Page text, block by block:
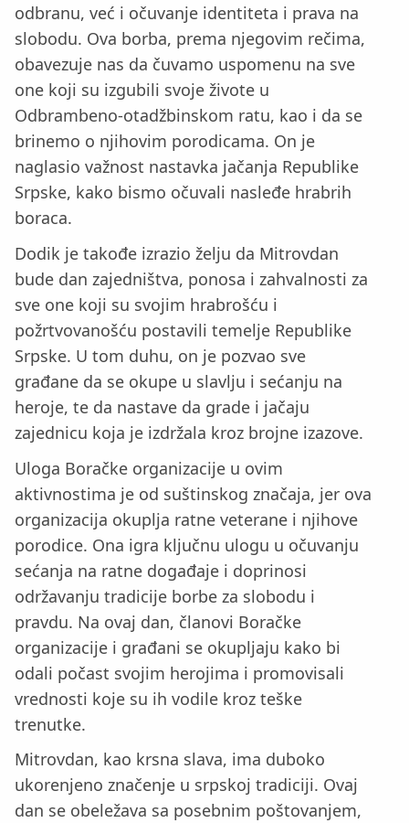
odbranu, već i očuvanje identiteta i prava na
slobodu. Ova borba, prema njegovim rečima,
obavezuje nas da čuvamo uspomenu na sve
one koji su izgubili svoje živote u
Odbrambeno-otadžbinskom ratu, kao i da se
brinemo o njihovim porodicama. On je
naglasio važnost nastavka jačanja Republike
Srpske, kako bismo očuvali nasleđe hrabrih
boraca.
Dodik je takođe izrazio želju da Mitrovdan
bude dan zajedništva, ponosa i zahvalnosti za
sve one koji su svojim hrabrošću i
požrtvovanošću postavili temelje Republike
Srpske. U tom duhu, on je pozvao sve
građane da se okupe u slavlju i sećanju na
heroje, te da nastave da grade i jačaju
zajednicu koja je izdržala kroz brojne izazove.
Uloga Boračke organizacije u ovim
aktivnostima je od suštinskog značaja, jer ova
organizacija okuplja ratne veterane i njihove
porodice. Ona igra ključnu ulogu u očuvanju
sećanja na ratne događaje i doprinosi
održavanju tradicije borbe za slobodu i
pravdu. Na ovaj dan, članovi Boračke
organizacije i građani se okupljaju kako bi
odali počast svojim herojima i promovisali
vrednosti koje su ih vodile kroz teške
trenutke.
Mitrovdan, kao krsna slava, ima duboko
ukorenjeno značenje u srpskoj tradiciji. Ovaj
dan se obeležava sa posebnim poštovanjem,